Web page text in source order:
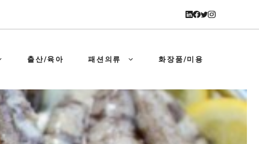
출산/육아 패션의류 화장품/미용